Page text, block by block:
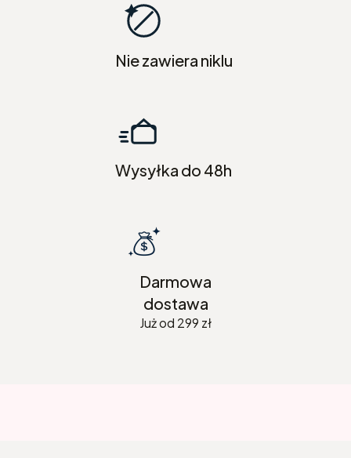
Nie zawiera niklu
Wysyłka do 48h
Darmowa
dostawa
Już od 299 zł